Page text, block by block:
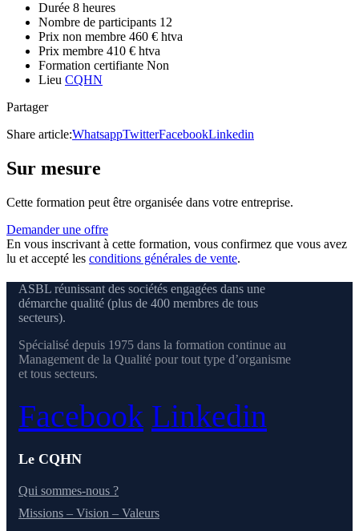
Durée 8 heures
Nombre de participants 12
Prix non membre 460 € htva
Prix membre 410 € htva
Formation certifiante Non
Lieu CQHN
Partager
Share article:WhatsappTwitterFacebookLinkedin
Sur mesure
Cette formation peut être organisée dans votre entreprise.
Demander une offre
En vous inscrivant à cette formation, vous confirmez que vous avez
lu et accepté les conditions générales de vente.
ASBL réunissant des sociétés engagées dans une
démarche qualité (plus de 400 membres de tous
secteurs).
Spécialisé depuis 1975 dans la formation continue au
Management de la Qualité pour tout type d’organisme
et tous secteurs.
Facebook Linkedin
Le CQHN
Qui sommes-nous ?
Missions – Vision – Valeurs